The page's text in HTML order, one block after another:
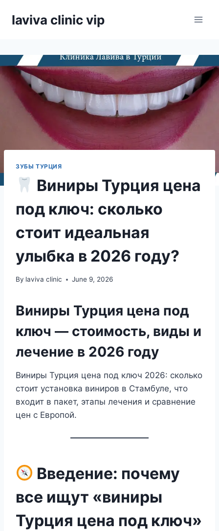
laviva clinic vip
ЗУБЫ ТУРЦИЯ
Виниры Турция цена
под ключ: сколько
стоит идеальная
улыбка в 2026 году?
By laviva clinic June 9, 2026
Виниры Турция цена под
ключ — стоимость, виды и
лечение в 2026 году
Виниры Турция цена под ключ 2026: сколько
стоит установка виниров в Стамбуле, что
входит в пакет, этапы лечения и сравнение
цен с Европой.
Введение: почему
все ищут «виниры
Турция цена под ключ»